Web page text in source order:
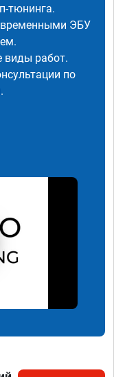
тюнинга.
ЭБУ
виды работ.
по